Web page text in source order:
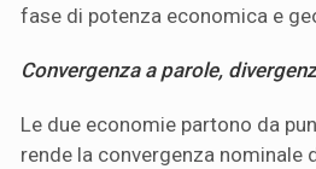
fase di potenza economica e
Convergenza a parole,
Le due economie partono da
rende la convergenza nominale